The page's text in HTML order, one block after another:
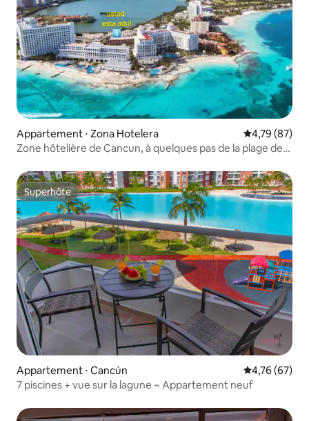
Appartement ⋅ Zona Hotelera Évaluation
4,79 (87)
Zone hôtelière de Cancun, à quelques pas de la plage de
Superhôte
Superhôte
Appartement ⋅ Cancún Évaluation
4,76 (67)
7 piscines + vue sur la lagune ~ Appartement neuf